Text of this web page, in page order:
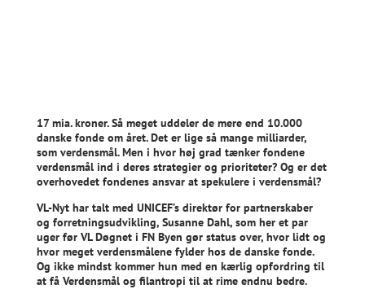
17 mia. kroner. Så meget uddeler de mere end 10.000
danske fonde om året. Det er lige så mange milliarder,
som verdensmål. Men i hvor høj grad tænker fondene
verdensmål ind i deres strategier og prioriteter? Og er det
overhovedet fondenes ansvar at spekulere i verdensmål?
VL-Nyt har talt med UNICEF’s direktør for partnerskaber
og forretningsudvikling, Susanne Dahl, som her et par
uger før VL Døgnet i FN Byen gør status over, hvor lidt og
hvor meget verdensmålene fylder hos de danske fonde.
Og ikke mindst kommer hun med en kærlig opfordring til
at få Verdensmål og filantropi til at rime endnu bedre.